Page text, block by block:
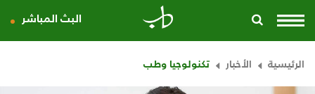
البث المباشر
الرئيسية الأخبار تكنولوجيا وطب